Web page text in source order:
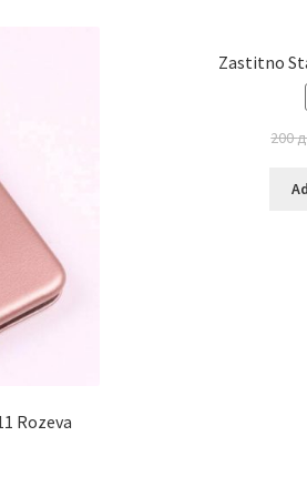
Rozeva
Zastitno
200